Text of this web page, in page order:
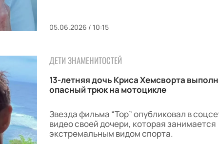
05.06.2026 / 10:15
ДЕТИ ЗНАМЕНИТОСТЕЙ
13-летняя дочь Криса Хемсворта
опасный трюк на мотоцикле
Звезда фильма “Тор” опубликовал в
видео своей дочери, которая занимается
экстремальным видом спорта.